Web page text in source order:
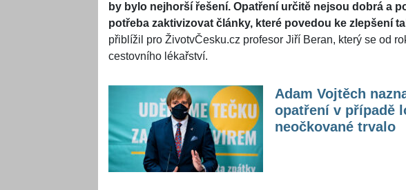
by bylo nejhorší řešení. Opatření určitě nejsou dobrá a
potřeba zaktivizovat články, které povedou ke zlepšení
přiblížil pro ŽivotvČesku.cz profesor Jiří Beran, který se od
cestovního lékařství.
Adam Vojtěch
opatření v případě
neočkované trvalo